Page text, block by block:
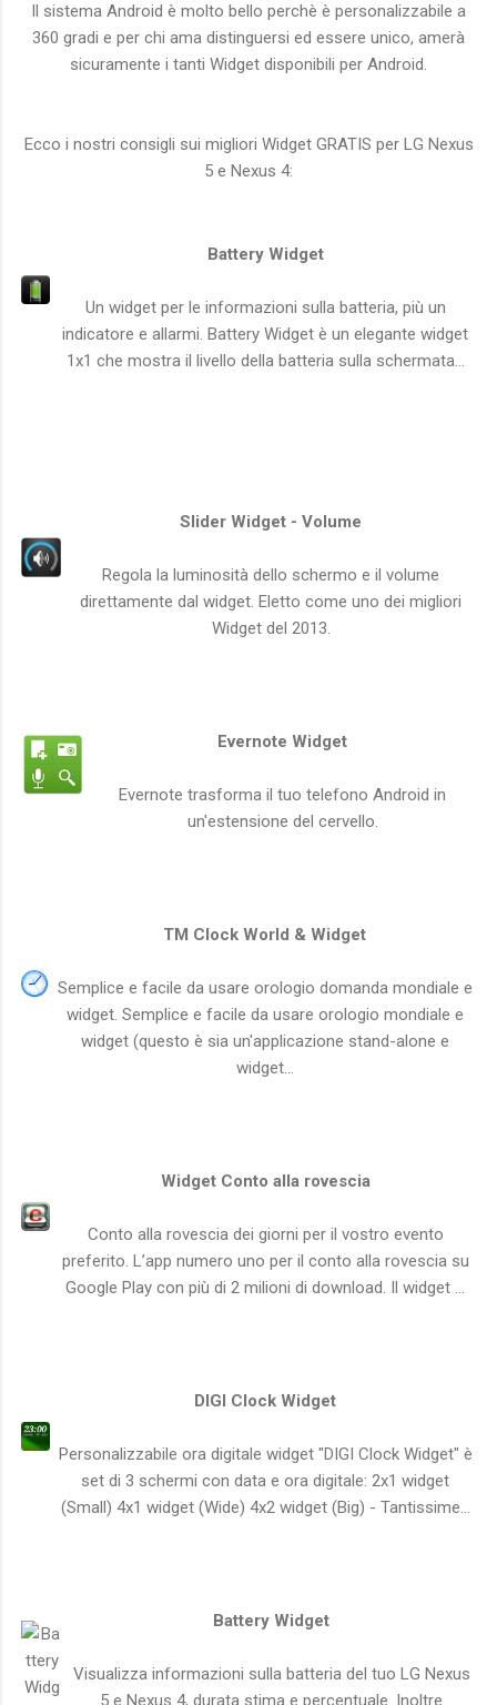
Il sistema Android è molto bello perchè è personalizzabile a
360 gradi e per chi ama distinguersi ed essere unico, amerà
sicuramente i tanti Widget disponibili per Android.
Ecco i nostri consigli sui migliori Widget GRATIS per LG Nexus
5 e Nexus 4:
Battery Widget
Un widget per le informazioni sulla batteria, più un
indicatore e allarmi. Battery Widget è un elegante widget
1x1 che mostra il livello della batteria sulla schermata...
Slider Widget - Volume
Regola la luminosità dello schermo e il volume
direttamente dal widget. Eletto come uno dei migliori
Widget del 2013.
Evernote Widget
Evernote trasforma il tuo telefono Android in
un'estensione del cervello.
TM Clock World & Widget
Semplice e facile da usare orologio domanda mondiale e
widget. Semplice e facile da usare orologio mondiale e
widget (questo è sia un'applicazione stand-alone e
widget...
Widget Conto alla rovescia
Conto alla rovescia dei giorni per il vostro evento
preferito. L’app numero uno per il conto alla rovescia su
Google Play con più di 2 milioni di download. Il widget ...
DIGI Clock Widget
Personalizzabile ora digitale widget "DIGI Clock Widget" è
set di 3 schermi con data e ora digitale: 2x1 widget
(Small) 4x1 widget (Wide) 4x2 widget (Big) - Tantissime...
Battery Widget
Visualizza informazioni sulla batteria del tuo LG Nexus
5 e Nexus 4, durata stima e percentuale. Inoltre